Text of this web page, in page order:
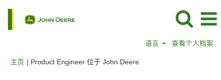
语言 查看个人档案
主页 | Product Engineer 位于 John Deere（当